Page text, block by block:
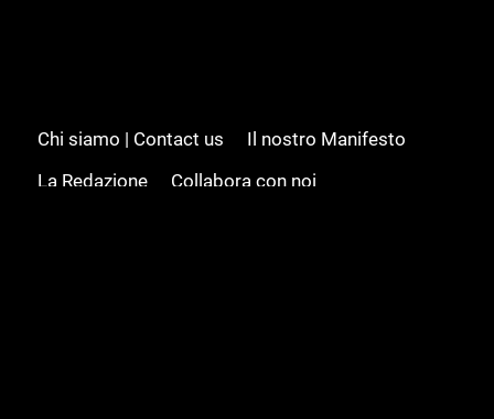
Chi siamo | Contact us
Il nostro Manifesto
La Redazione
Collabora con noi